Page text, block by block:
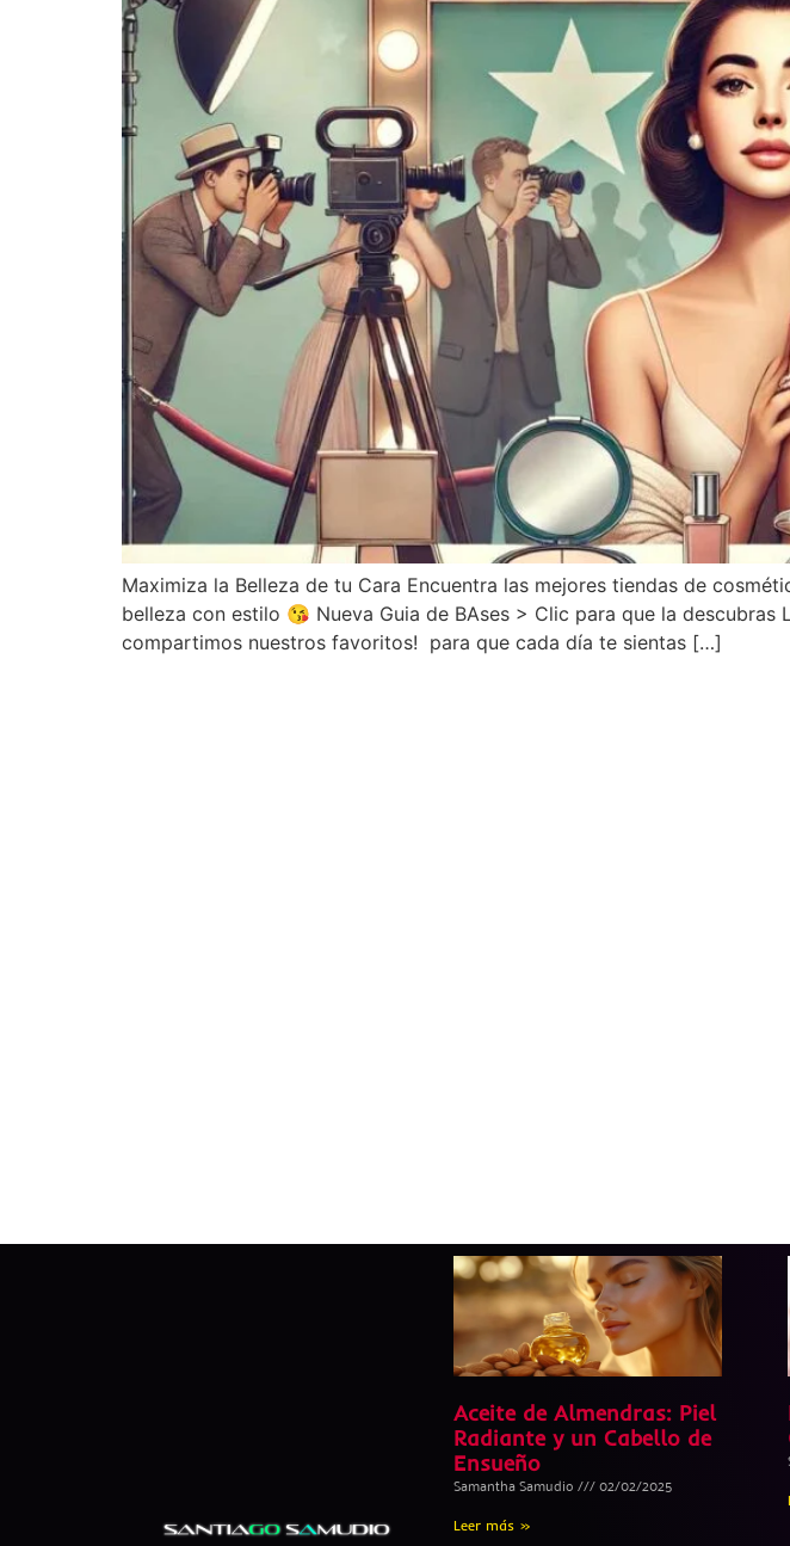
Maximiza la Belleza de tu Cara Encuentra las mejores tiendas de
belleza con estilo 😘 Nueva Guia de BAses > Clic para que la
compartimos nuestros favoritos! para que cada día te sientas […]
Aceite de Almendras: Piel
Radiante y un Cabello de
Ensueño
Samantha Samudio 02/02/2025
Leer más »